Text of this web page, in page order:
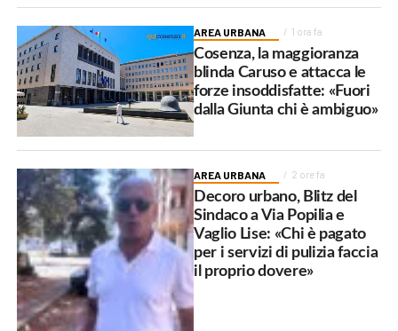
AREA URBANA 1 ora fa
Cosenza, la maggioranza
blinda Caruso e attacca le
forze insoddisfatte: «Fuori
dalla Giunta chi è ambiguo»
AREA URBANA 2 ore fa
Decoro urbano, Blitz del
Sindaco a Via Popilia e
Vaglio Lise: «Chi è pagato
per i servizi di pulizia faccia
il proprio dovere»